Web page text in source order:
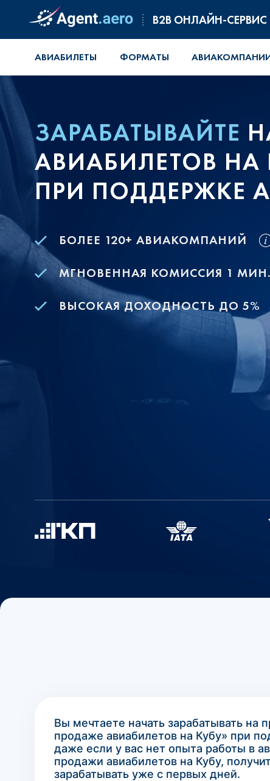
B2B ОНЛАЙН-СЕРВИС
АВИАБИЛЕТЫ ФОРМАТЫ
ЗАРАБАТЫВАЙТЕ
АВИАБИЛЕТОВ НА
ПРИ ПОДДЕРЖКЕ
БОЛЕЕ 120+ АВИАКОМПАНИЙ
МГНОВЕННАЯ КОМИССИЯ 1 МИН.
ВЫСОКАЯ ДОХОДНОСТЬ ДО 5%
Вы мечтаете начать зарабатывать на
продаже авиабилетов на Кубу» при
даже если у вас нет опыта работы в
продажи авиабилетов на Кубу,
зарабатывать уже с первых дней.